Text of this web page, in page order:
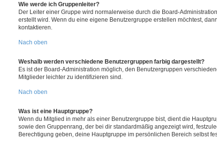
Wie werde ich Gruppenleiter?
Der Leiter einer Gruppe wird normalerweise durch die Board-
erstellt wird. Wenn du eine eigene Benutzergruppe erstellen möchtest,
kontaktieren.
Nach oben
Weshalb werden verschiedene Benutzergruppen farbig dargestellt?
Es ist der Board-Administration möglich, den Benutzergruppen
Mitglieder leichter zu identifizieren sind.
Nach oben
Was ist eine Hauptgruppe?
Wenn du Mitglied in mehr als einer Benutzergruppe bist, dient die
sowie den Gruppenrang, der bei dir standardmäßig angezeigt wird,
Berechtigung geben, deine Hauptgruppe im persönlichen Bereich selbst